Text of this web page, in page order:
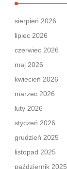
sierpień 2026
lipiec 2026
czerwiec 2026
maj 2026
kwiecień 2026
marzec 2026
luty 2026
styczeń 2026
grudzień 2025
listopad 2025
październik 2025